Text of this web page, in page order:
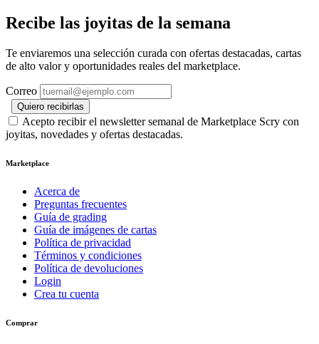
Recibe las joyitas de la semana
Te enviaremos una selección curada con ofertas destacadas, cartas
de alto valor y oportunidades reales del marketplace.
Correo
Quiero recibirlas
Acepto recibir el newsletter semanal de Marketplace Scry con
joyitas, novedades y ofertas destacadas.
Marketplace
Acerca de
Preguntas frecuentes
Guía de grading
Guía de imágenes de cartas
Política de privacidad
Términos y condiciones
Política de devoluciones
Login
Crea tu cuenta
Comprar